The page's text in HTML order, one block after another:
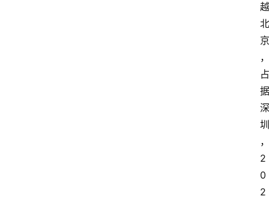
越
北
京
，
占
据
深
圳
，
2
0
2